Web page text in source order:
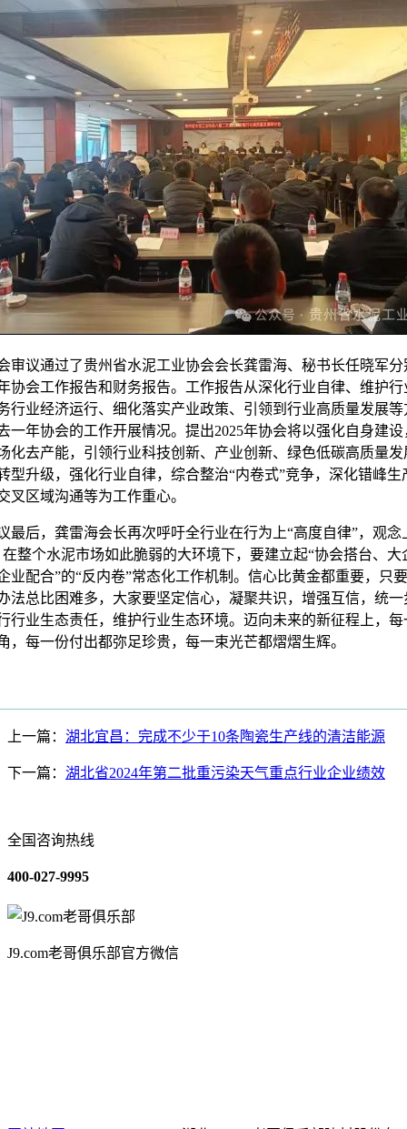
通过了贵州省水泥工业协会会长龚雷海、秘书长任晓军分
协会工作报告和财务报告。工作报告从深化行业自律、维护行
行业经济运行、细化落实产业政策、引领到行业高质量发展等
一年协会的工作开展情况。提出2025年协会将以强化自身建设
化去产能，引领行业科技创新、产业创新、绿色低碳高质量发
型升级，强化行业自律，综合整治“内卷式”竞争，深化错峰生
叉区域沟通等为工作重心。
，龚雷海会长再次呼吁全行业在行为上“高度自律”，观念
在整个水泥市场如此脆弱的大环境下，要建立起“协会搭台、大
业配合”的“反内卷”常态化工作机制。信心比黄金都重要，只
法总比困难多，大家要坚定信心，凝聚共识，增强互信，统一
行业生态责任，维护行业生态环境。迈向未来的新征程上，每
，每一份付出都弥足珍贵，每一束光芒都熠熠生辉。
上一篇： 湖北宜昌：完成不少于10条陶瓷生产线的清洁能源
下一篇： 湖北省2024年第二批重污染天气重点行业企业绩效
全国咨询热线
400-027-9995
J9.com老哥俱乐部官方微信